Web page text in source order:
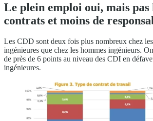
Le plein emploi oui, mais pas
contrats et moins de
Les CDD sont deux fois plus nombreux chez
ingénieures que chez les hommes ingénieurs.
de près de 6 points au niveau des CDI en
ingénieures.